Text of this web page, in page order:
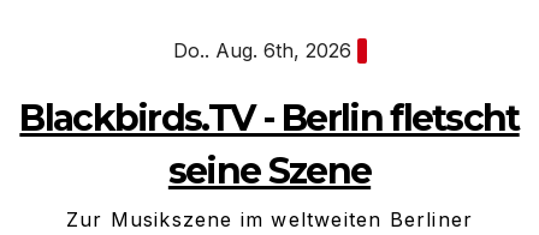
Do.. Aug. 6th, 2026
Blackbirds.TV - Berlin fletscht
seine Szene
Zur Musikszene im weltweiten Berliner